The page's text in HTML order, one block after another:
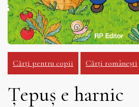
Cărți pentru copii Cărți românești
Țepuș e harnic